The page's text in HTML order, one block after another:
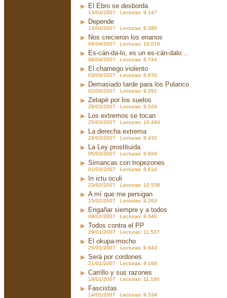
El Ebro se desborda
13/04/2007 Lecturas: 9.147
Depende
13/04/2007 Lecturas: 9.390
Nos crecieron los enanos
04/04/2007 Lecturas: 10.019
Es-cán-da-lo, es un es-cán-dalo...
04/04/2007 Lecturas: 9.744
El charnego violento
03/04/2007 Lecturas: 9.670
Demasiado tarde para los Polanco
02/04/2007 Lecturas: 9.291
Zetapé por los suelos
28/03/2007 Lecturas: 9.524
Los extremos se tocan
25/03/2007 Lecturas: 10.494
La derecha extrema
24/03/2007 Lecturas: 9.432
La Ley prostituida
05/03/2007 Lecturas: 9.924
Simancas con tropezones
01/03/2007 Lecturas: 9.614
In ictu oculi
23/02/2007 Lecturas: 10.538
A mí que me persigan
15/02/2007 Lecturas: 9.263
Engañar siempre y a todos
09/02/2007 Lecturas: 9.040
Todos contra el PP
29/01/2007 Lecturas: 11.537
El okupa-mocho
26/01/2007 Lecturas: 9.643
Será por cordones
21/01/2007 Lecturas: 9.166
Carrillo y sus razones
19/01/2007 Lecturas: 11.160
Fascistas
14/01/2007 Lecturas: 9.534